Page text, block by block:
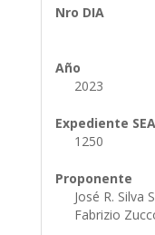
Nro DIA
Año
2023
Expediente
1250
Proponente
José R. Silva
Fabrizio